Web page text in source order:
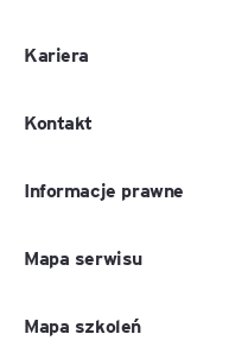
Kariera
Kontakt
Informacje prawne
Mapa serwisu
Mapa szkoleń